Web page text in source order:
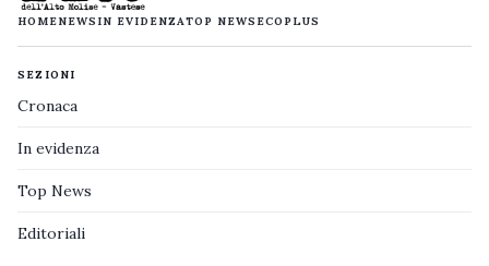
HOMENEWS IN EVIDENZATOP NEWS ECOPLUS
SEZIONI
Cronaca
In evidenza
Top News
Editoriali